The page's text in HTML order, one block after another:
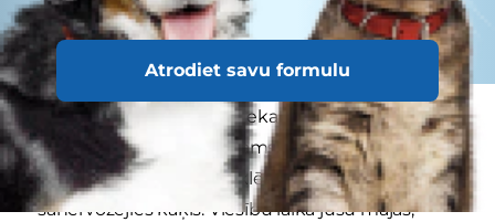
Atrodiet savu formulu
Ja esat tāds lolojumdzīvieka saimnieks, kam
patīk izklaidēties, iespējams, būsiet pamanījis, ka
ballītes karstumā jums klēpī ieraušas
sanervozējies kaķis. Viesību laikā jūsu mājās,